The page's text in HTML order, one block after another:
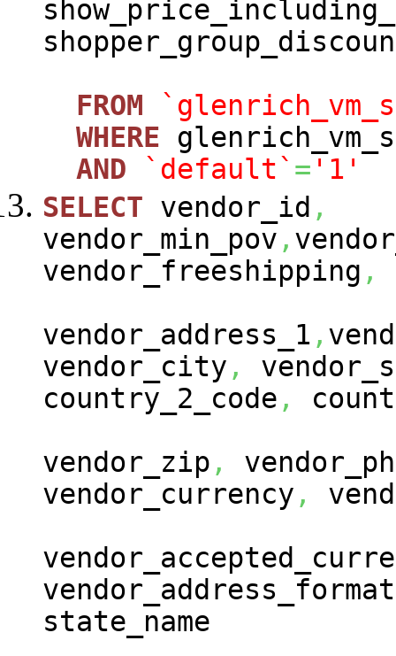
FROM
WHERE
AND
`default` = '1'
SELECT vendor_id ,
vendor_min_pov ,
vendor_freeshipping ,
vendor_address_1 ,
vendor_city ,
country_2_code ,
vendor_zip ,
vendor_currency ,
vendor_address_format
state_name